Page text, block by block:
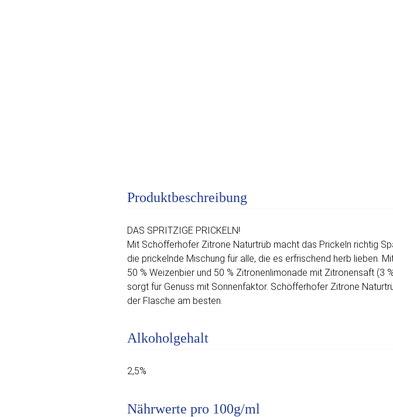
Produktbeschreibung
DAS SPRITZIGE PRICKELN!
Mit Schöfferhofer Zitrone Naturtrüb macht das Prickeln richtig
die prickelnde Mischung für alle, die es erfrischend herb lieben.
50 % Weizenbier und 50 % Zitronenlimonade mit Zitronensaft (3
sorgt für Genuss mit Sonnenfaktor. Schöfferhofer Zitrone
der Flasche am besten.
Alkoholgehalt
2,5%
Nährwerte pro 100g/ml